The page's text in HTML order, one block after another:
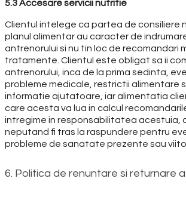
5.3 Accesare servicii nutritie
Clientul intelege ca partea de consiliere
planul alimentar au caracter de
antrenorului si nu tin loc de recomandari
tratamente. Clientul este obligat sa ii
antrenorului, inca de la prima sedinta,
probleme medicale, restrictii alimentare
informatie ajutatoare, iar alimentatia
care acesta va lua in calcul
intregime in responsabilitatea acestuia,
neputand fi tras la raspundere pentru
probleme de sanatate prezente sau
6. Politica de renuntare si returnare